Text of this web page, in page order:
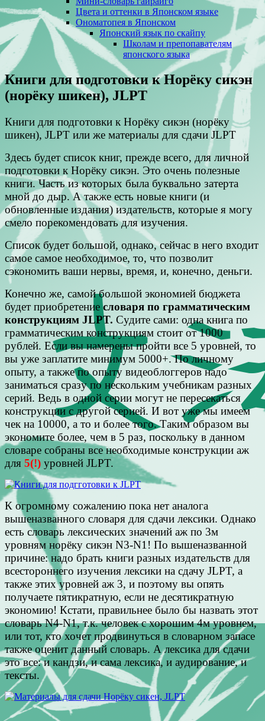
Цвета и оттенки в Японском языке
Ономатопея в Японском
Японский язык по скайпу
Школам и препопавателям
японского языка
Книги для подготовки к Норёку сикэн
(норёку шикен), JLPT
Книги для подготовки к Норёку сикэн (норёку
шикен), JLPT или же материалы для сдачи JLPT
Здесь будет список книг, прежде всего, для личной
подготовки к Норёку сикэн. Это очень полезные
книги. Часть из которых была буквально затерта
мной до дыр. А также есть новые книги (и
обновленные издания) издательств, которые я могу
смело порекомендовать для изучения.
Список будет большой, однако, сейчас в него входит
самое самое необходимое, то, что позволит
сэкономить ваши нервы, время, и, конечно, деньги.
Конечно же, самой большой экономией бюджета
будет приобретениесловаря по грамматическим
конструкциям JLPT. Судите сами: одна книга по
грамматическим конструкциям стоит от 1000
рублей. Если вы намерены пройти все 5 уровней, то
вы уже заплатите минимум 5000+. По личному
опыту, а также по опыту видеоблоггеров надо
заниматься сразу по нескольким учебникам разных
серий. Ведь в одной серии могут не пересекаться
конструкции с другой серией. И вот уже мы имеем
чек на 10000, а то и более того. Таким образом вы
экономите более, чем в 5 раз, поскольку в данном
словаре собраны все необходимые конструкции аж
для 5(!) уровней JLPT.
К огромному сожалению пока нет аналога
вышеназванного словаря для сдачи лексики. Однако
есть словарь лексических значений аж по 3м
уровням норёку сикэн N3-N1! По вышеназванной
причине: надо брать книги разных издательств для
всестороннего изучения лексики на сдачу JLPT, а
также этих уровней аж 3, и поэтому вы опять
получаете пятикратную, если не десятикратную
экономию! Кстати, правильнее было бы назвать этот
словарь N4-N1, т.к. человек с хорошим 4м уровнем,
или тот, кто хочет продвинуться в словарном запасе
также оценит данный словарь. А лексика для сдачи
это все: и кандзи, и сама лексика, и аудирование, и
тексты.